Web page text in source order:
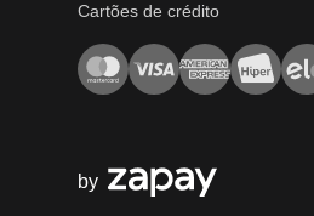
Cartões de crédito
by